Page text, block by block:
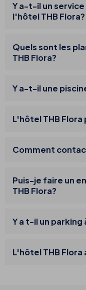
Y a-t-il un
l'hôtel THB Flora?
Quels sont les
THB Flora?
Y a-t-il une
L'hôtel THB
Comment
Puis-je faire un
THB Flora?
Y a t-il un parking
L'hôtel THB